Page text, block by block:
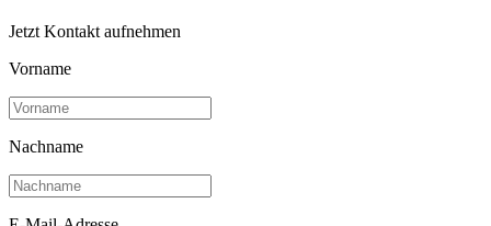
Jetzt Kontakt aufnehmen
Vorname
Nachname